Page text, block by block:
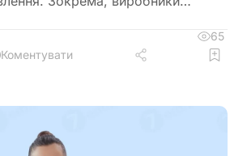
для фінансування
за нижчою ставкою, а з 1
65
Коментувати